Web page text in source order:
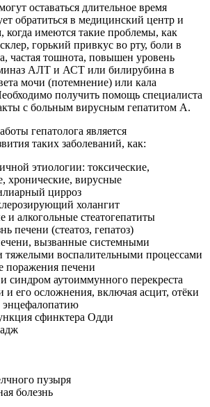
оставаться длительное время
обратиться в медицинский центр и
когда имеются такие проблемы, как
горький привкус во рту, боли в
частая тошнота, повышен уровень
АЛТ и АСТ или билирубина в
мочи (потемнение) или кала
получить помощь специалиста
с больным вирусным гепатитом А.
гепатолога является
таких заболеваний, как:
этиологии: токсические,
хронические, вирусные
цирроз
холангит
и алкогольные стеатогепатиты
печени (стеатоз, гепатоз)
вызванные системными
тяжелыми воспалительными процессами
поражения печени
синдром аутоиммунного перекреста
и его осложнения, включая асцит, отёки
сфинктера Одди
пузыря
болезнь